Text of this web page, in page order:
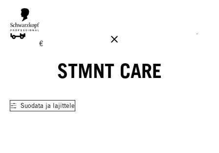
ILMAINEN TOIMITUS YLI 160 € TILAUKSIIN!
€
STMNT CARE
Suodata ja lajittele